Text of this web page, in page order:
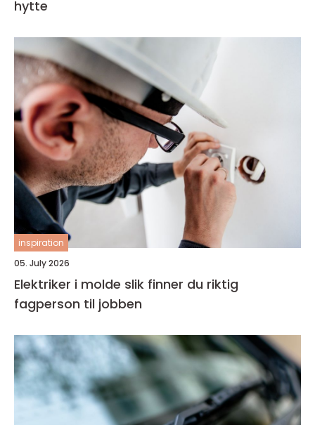
hytte
inspiration
05. July 2026
Elektriker i molde slik finner du riktig
fagperson til jobben